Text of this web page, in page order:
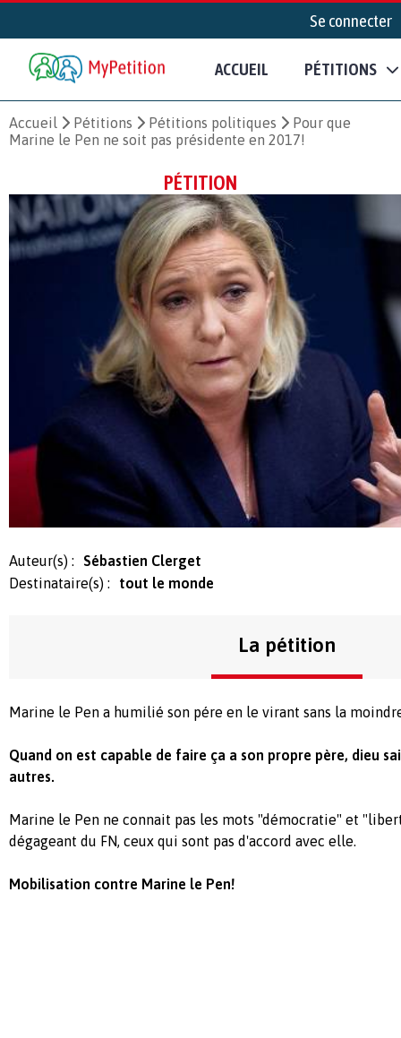
Se connecter
ACCUEIL PÉTITIONS
Accueil Pétitions Pétitions politiques
Pour que
Marine le Pen ne soit pas présidente en 2017!
PÉTITION
Auteur(s) :
Sébastien Clerget
Destinataire(s) :
tout le monde
La pétition
Marine le Pen a humilié son pére en le virant sans la
Quand on est capable de faire ça a son propre père, dieu
autres.
Marine le Pen ne connait pas les mots "démocratie" et
dégageant du FN, ceux qui sont pas d'accord avec elle.
Mobilisation contre Marine le Pen!